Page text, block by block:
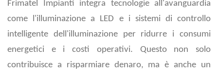
Frimatel Impianti integra tecnologie all'avanguardia
come l'illuminazione a LED e i sistemi di controllo
intelligente dell'illuminazione per ridurre i consumi
energetici e i costi operativi. Questo non solo
contribuisce a risparmiare denaro, ma è anche un